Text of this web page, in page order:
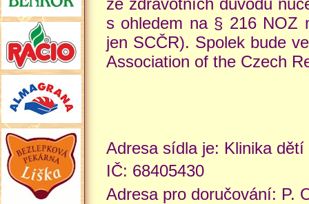
ze zdravotních důvodů
s ohledem na § 216 NOZ
jen SCČR). Spolek bude
Association of the Czech
Adresa sídla je: Klinika
IČ: 68405430
Adresa pro doručování: P.